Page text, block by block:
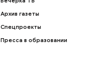
Архив газеты
Спецпроекты
Пресса в образовании